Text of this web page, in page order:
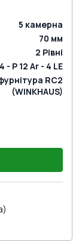
5 камерна
70 мм
2 Рівні
- P 12 Ar - 4 LE
RC2
(WINKHAUS)